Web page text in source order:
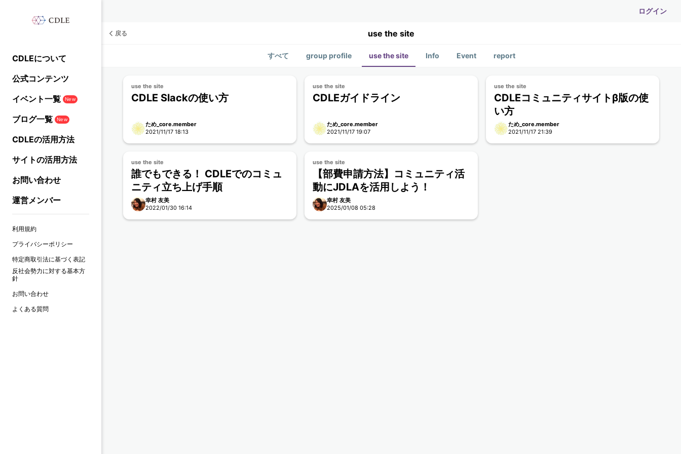
ログイン
CDLEについて
公式コンテンツ
イベント一覧
New
ブログ一覧 New
CDLEの活用方法
サイトの活用方法
お問い合わせ
運営メンバー
利用規約
プライバシーポリシー
特定商取引法に基づく表記
反社会勢力に対する基本方
針
お問い合わせ
よくある質問
戻る use the site
すべて group profile use the site Info Event report
use the site
CDLE Slackの使い方
ため_core.member
2021/11/17 18:13
use the site
CDLEガイドライン
ため_core.member
2021/11/17 19:07
use the site
CDLEコミュニティサイトβ版の使
い方
ため_core.member
2021/11/17 21:39
use the site
誰でもできる！ CDLEでのコミュ
ニティ立ち上げ手順
幸村 友美
2022/01/30 16:14
use the site
【部費申請方法】コミュニティ活
動にJDLAを活用しよう！
幸村 友美
2025/01/08 05:28